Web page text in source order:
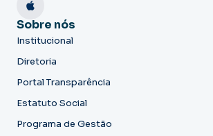
Sobre nós
Institucional
Diretoria
Portal Transparência
Estatuto Social
Programa de Gestão